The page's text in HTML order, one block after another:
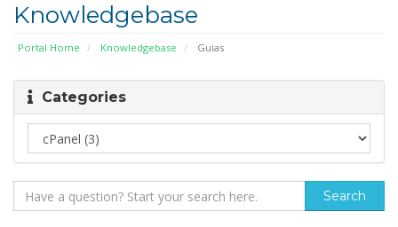
Knowledgebase
Portal Home Knowledgebase Guias
Categories